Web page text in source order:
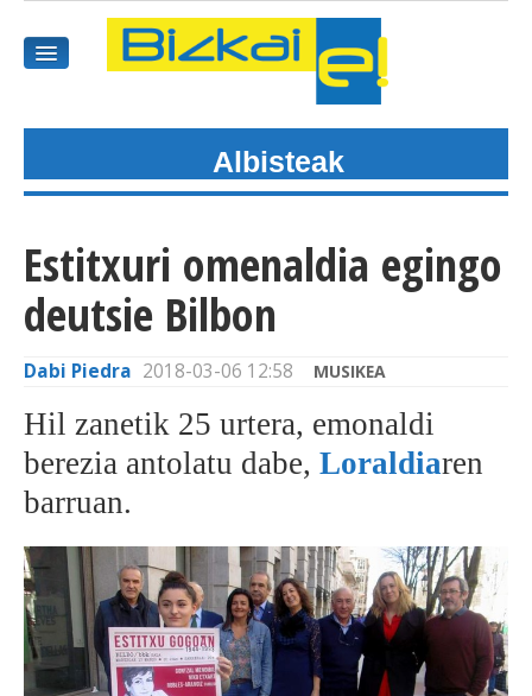
GAIAK
AGENDEA
ALBISTE GUZTIAK
BIDEOAK
BEREZIAK
ARGAZKIAK
Albisteak
Estitxuri omenaldia egingo
deutsie Bilbon
Dabi Piedra 2018-03-06 12:58 MUSIKEA
Hil zanetik 25 urtera, emonaldi
berezia antolatu dabe, Loraldiaren
barruan.